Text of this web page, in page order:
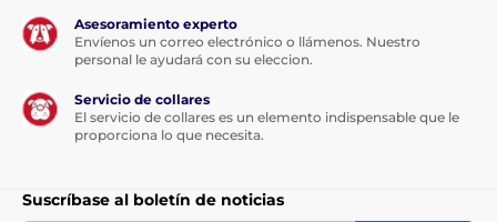
Asesoramiento experto
Envíenos un correo electrónico o llámenos. Nuestro
personal le ayudará con su eleccion.
Servicio de collares
El servicio de collares es un elemento indispensable que le
proporciona lo que necesita.
Suscríbase al boletín de noticias